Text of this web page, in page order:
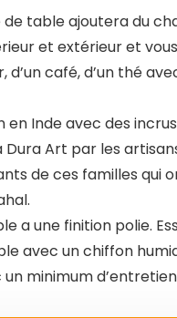
table ajoutera du
et extérieur et
d’un café, d’un thé
en Inde avec des
Art par les
de ces familles qui
a une finition polie.
avec un chiffon
minimum